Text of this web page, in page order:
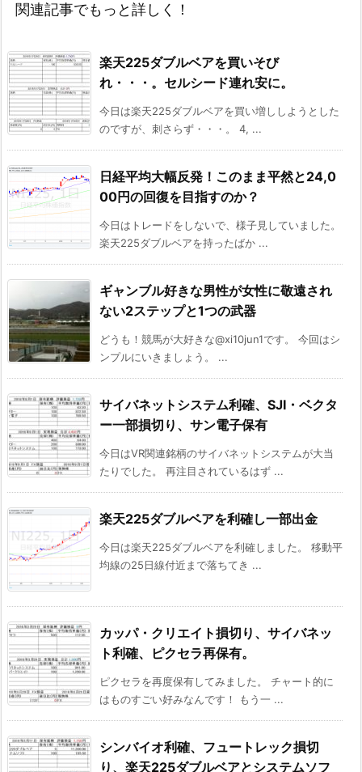
関連記事でもっと詳しく！
楽天225ダブルベアを買いそび
れ・・・。セルシード連れ安に。
今日は楽天225ダブルベアを買い増ししようとした
のですが、刺さらず・・・。 4, ...
日経平均大幅反発！このまま平然と24,0
00円の回復を目指すのか？
今日はトレードをしないで、様子見していました。
楽天225ダブルベアを持ったばか ...
ギャンブル好きな男性が女性に敬遠され
ない2ステップと1つの武器
どうも！競馬が大好きな@xi10jun1です。 今回はシ
ンプルにいきましょう。 ...
サイバネットシステム利確、SJI・ベクタ
ー一部損切り、サン電子保有
今日はVR関連銘柄のサイバネットシステムが大当
たりでした。 再注目されているはず ...
楽天225ダブルベアを利確し一部出金
今日は楽天225ダブルベアを利確しました。 移動平
均線の25日線付近まで落ちてき ...
カッパ・クリエイト損切り、サイバネッ
ト利確、ピクセラ再保有。
ピクセラを再度保有してみました。 チャート的に
はものすごい好みなんです！ もう一 ...
シンバイオ利確、フュートレック損切
り、楽天225ダブルベアとシステムソフ